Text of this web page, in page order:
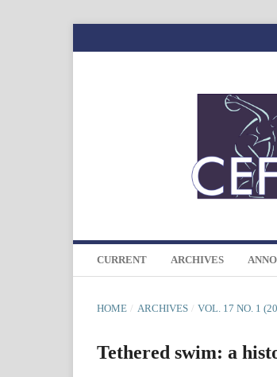
CURRENT ARCHIVES
HOME / ARCHIVES / VOL. 17 NO. 1
Tethered swim: a